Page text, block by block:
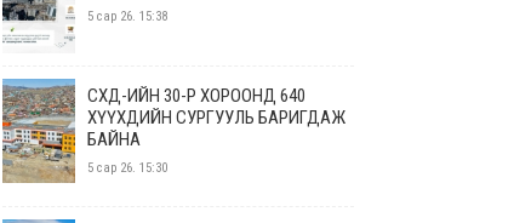
5 сар 26. 15:38
СХД-ИЙН 30-Р ХОРООНД 640
ХҮҮХДИЙН СУРГУУЛЬ БАРИГДАЖ
БАЙНА
5 сар 26. 15:30